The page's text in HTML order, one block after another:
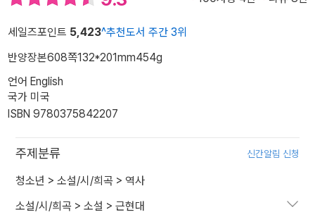
세일즈포인트 5,423^추천도서 주간 3위
반양장본608쪽132*201mm454g
언어 English
국가 미국
ISBN 9780375842207
주제분류 신간알림 신청
청소년 > 소설/시/희곡 > 역사
소설/시/희곡 > 소설 > 근현대